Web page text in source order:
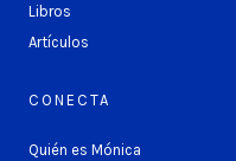
Libros
Artículos
CONECTA
Quién es Mónica